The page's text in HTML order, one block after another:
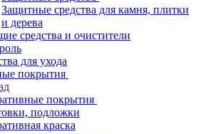
Защитные средства для камня, плитки
и дерева
средства и очистители
для ухода
покрытия
покрытия
подложки
краска